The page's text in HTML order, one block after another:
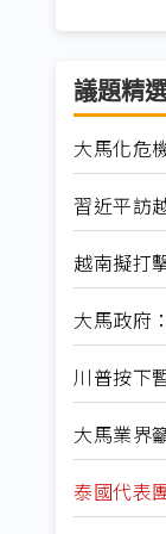
議題精
大馬化危
習近平訪
越南擬打
大馬政府
川普按下
大馬業界
泰國代表